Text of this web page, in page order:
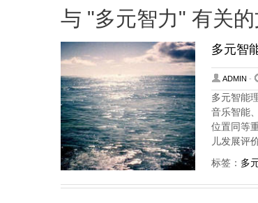
与 "多元智力" 有关
多元智
ADMIN -
多元智能
音乐智能
位置同等
儿发展评
标签： 多